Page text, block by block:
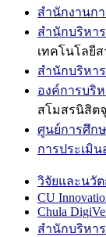
สำนักงานก
สำนักบริหา
เทคโนโลยี
สำนักบริหา
องค์การบริ
สโมสรนิสิต
ศูนย์การศึก
การประเมิ
วิจัยและนวั
CU
Chula
สำนักบริหา